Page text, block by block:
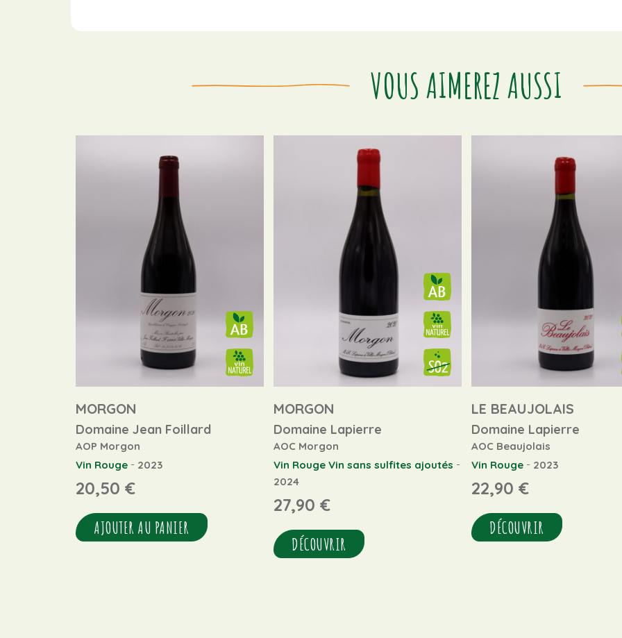
VOUS AIMEREZ AUSSI
MORGON
Domaine Jean Foillard
AOP Morgon
Vin Rouge - 2023
20,50 €
AJOUTER AU PANIER
MORGON
Domaine Lapierre
AOC Morgon
Vin Rouge Vin sans sulfites ajoutés -
2024
27,90 €
DÉCOUVRIR
LE BEAUJOLAIS
Domaine Lapierre
AOC Beaujolais
Vin Rouge - 2023
22,90 €
DÉCOUVRIR